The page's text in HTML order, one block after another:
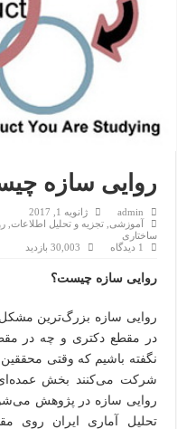
روایی سازه
admin
ژانویه 1, 2017
آموزشی ,تجزیه و تحلیل اطلاعات ,
ساختاری
1 دیدگاه
30,003 بازدید
روایی سازه چیست؟
روایی سازه بزرگ‌ترین
در مقطع دکتری و چه در
نگفته باشیم که وقتی
شرکت می‌کنند بخش
روایی سازه در پژوهش
تحلیل آماری ایران روی